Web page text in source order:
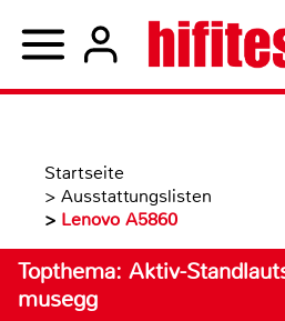
Startseite
> Ausstattungslisten
> Lenovo A5860
Topthema: Aktiv-
musegg